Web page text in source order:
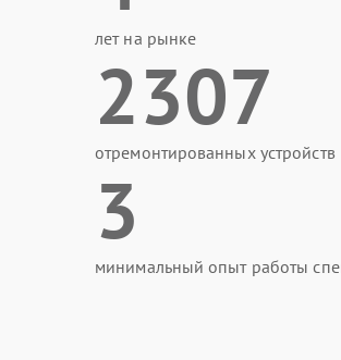
лет на рынке
2307
отремонтированных устройств
3
минимальный опыт работы